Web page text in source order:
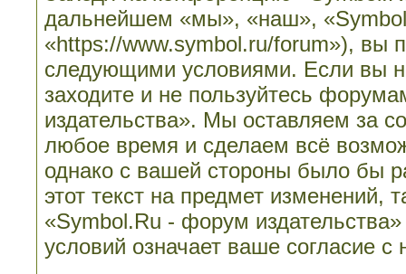
дальнейшем «мы», «наш»,
«https://www.symbol.ru/forum»), вы
следующими условиями. Если вы
заходите и не пользуйтесь
издательства». Мы оставляем за
любое время и сделаем всё
однако с вашей стороны было бы
этот текст на предмет изменений,
«Symbol.Ru - форум
условий означает ваше согласие с